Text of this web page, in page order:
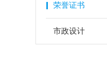
荣誉证书
市政设计